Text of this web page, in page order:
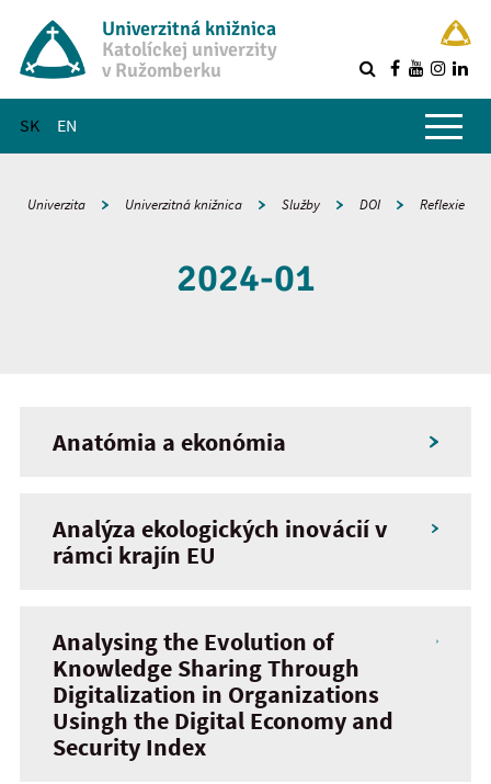
Univerzitná knižnica
Katolíckej univerzity
v Ružomberku
SK EN
Hlavné menu
Univerzita Univerzitná knižnica Služby DOI Reflexie
2024-01
Anatómia a ekonómia
Analýza ekologických inovácií v
rámci krajín EU
Analysing the Evolution of
Knowledge Sharing Through
Digitalization in Organizations
Usingh the Digital Economy and
Security Index